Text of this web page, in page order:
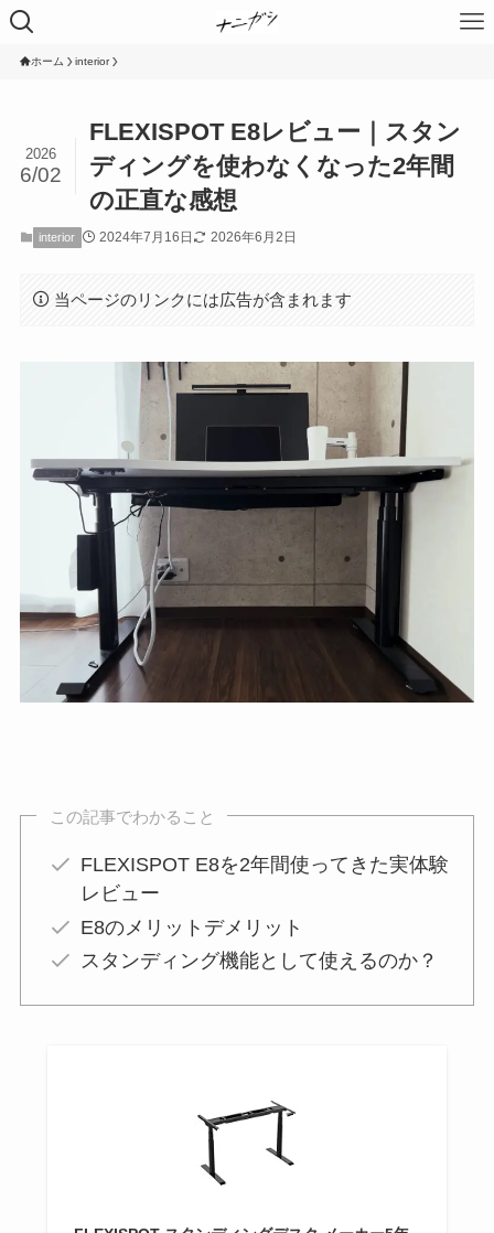
ホーム interior
FLEXISPOT E8レビュー｜スタン
ディングを使わなくなった2年間
の正直な感想
2026
6/02
interior 2024年7月16日 2026年6月2日
当ページのリンクには広告が含まれます
この記事でわかること
FLEXISPOT E8を2年間使ってきた実体験
レビュー
E8のメリットデメリット
スタンディング機能として使えるのか？